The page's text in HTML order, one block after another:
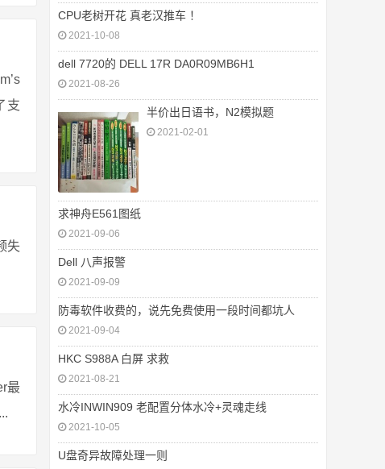
支
失
最
CPU老树开花 真老汉推车 ！
2021-10-08
dell 7720的 DELL 17R DA0R09MB6H1
2021-08-26
半价出日语书，N2模拟题
2021-02-01
求神舟E561图纸
2021-09-06
Dell 八声报警
2021-09-09
防毒软件收费的，说先免费使用一段时间都坑人
2021-09-04
HKC S988A 白屏 求救
2021-08-21
水冷INWIN909 老配置分体水冷+灵魂走线
2021-10-05
U盘奇异故障处理一则